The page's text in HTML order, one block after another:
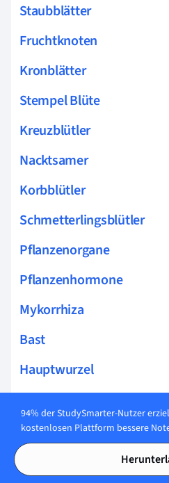
Staubblätter
Fruchtknoten
Kronblätter
Stempel Blüte
Kreuzblütler
Nacktsamer
Korbblütler
Schmetterlingsblütler
Pflanzenorgane
Pflanzenhormone
Mykorrhiza
Bast
Hauptwurzel
Bestäubung
Befruchtung Pflanzen
94% der StudySmarter-Nutzer
kostenlosen Plattform bessere